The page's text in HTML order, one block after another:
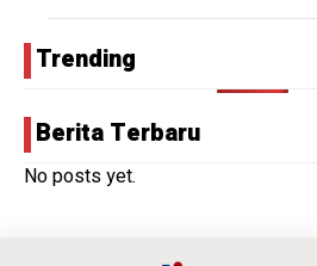
Trending
Berita Terbaru
No posts yet.